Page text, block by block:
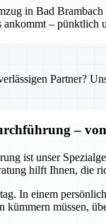
in Bad
ankommt –
Partner?
–
ist unser
hilft Ihnen, die
In einem
kümmern müssen,